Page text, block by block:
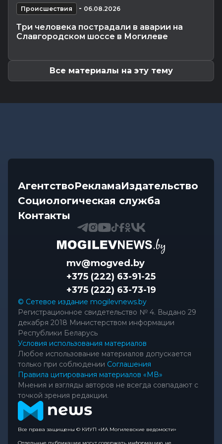
В Славгородском районе механизатор похитил
Общество 06.08.2026 13:32
Происшествия - 06.08.2026
Три человека пострадали в аварии на
Славгородском шоссе в Могилеве
Все материалы на эту тему
АгентствоРекламаИздательство
Социологическая служба
Контакты
mv@mogved.by
+375 (222) 63-91-25
+375 (222) 63-73-19
© Сетевое издание mogilevnews.by
Регистрационное свидетельство № 4. Выдано 29
декабря 2018 Министерством информации
Республики Беларусь
Условия использования материалов
Любое использование материалов допускается
только при соблюдении Соглашения
Правила цитирования материалов «МВ»
Мнения и взгляды авторов не всегда совпадают с
точкой зрения редакции.
Все права защищены © КИУП «ИА Могилевские ведомости»
Отдельные публикации могут содержать информацию, не